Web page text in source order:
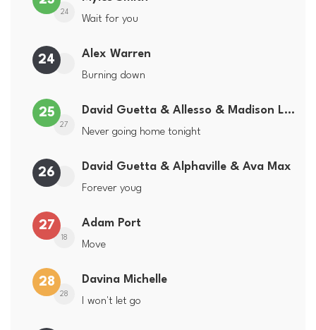
24
Wait for you
24 Alex Warren
Burning down
25
27
David Guetta & Allesso & Madison Love
Never going home tonight
26 David Guetta & Alphaville & Ava Max
Forever youg
27
18
Adam Port
Move
28
28
Davina Michelle
I won't let go